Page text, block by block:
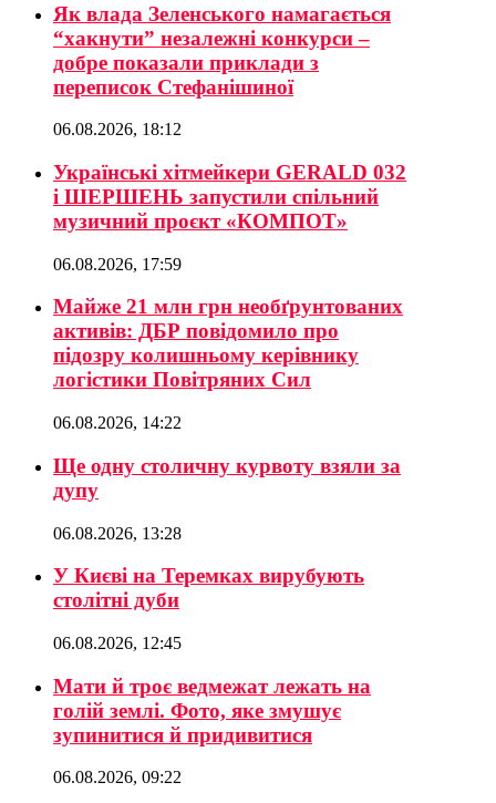
Як влада Зеленського намагається
“хакнути” незалежні конкурси –
добре показали приклади з
переписок Стефанішиної
06.08.2026, 18:12
Українські хітмейкери GERALD 032
і ШЕРШЕНЬ запустили спільний
музичний проєкт «КОМПОТ»
06.08.2026, 17:59
Майже 21 млн грн необґрунтованих
активів: ДБР повідомило про
підозру колишньому керівнику
логістики Повітряних Сил
06.08.2026, 14:22
Ще одну столичну курвоту взяли за
дупу
06.08.2026, 13:28
У Києві на Теремках вирубують
столітні дуби
06.08.2026, 12:45
Мати й троє ведмежат лежать на
голій землі. Фото, яке змушує
зупинитися й придивитися
06.08.2026, 09:22